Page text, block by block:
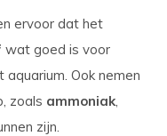
ervoor dat het
wat goed is voor
Ook nemen
zoals ammoniak,
zijn.